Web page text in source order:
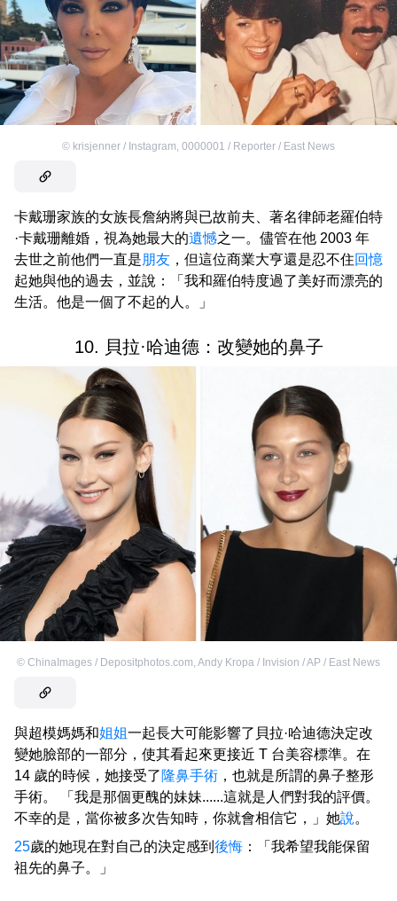
© krisjenner / Instagram, 0000001 / Reporter / East News
卡戴珊家族的女族長詹納將與已故前夫、著名律師老羅伯特
·卡戴珊離婚，視為她最大的遺憾之一。儘管在他 2003 年
去世之前他們一直是朋友 ，但這位商業大亨還是忍不住回憶
起她與他的過去，並說：「我和羅伯特度過了美好而漂亮的
生活。他是一個了不起的人。」
10. 貝拉·哈迪德：改變她的鼻子
© ChinaImages / Depositphotos.com, Andy Kropa / Invision / AP / East News
與超模媽媽和姐姐一起長大可能影響了貝拉·哈迪德決定改
變她臉部的一部分，使其看起來更接近 T 台美容標準。在
14 歲的時候，她接受了隆鼻手術 ，也就是所謂的鼻子整形
手術。 「我是那個更醜的妹妹......這就是人們對我的評價。
不幸的是，當你被多次告知時，你就會相信它，」她說。
25歲的她現在對自己的決定感到 後悔 ：「我希望我能保留
祖先的鼻子。」